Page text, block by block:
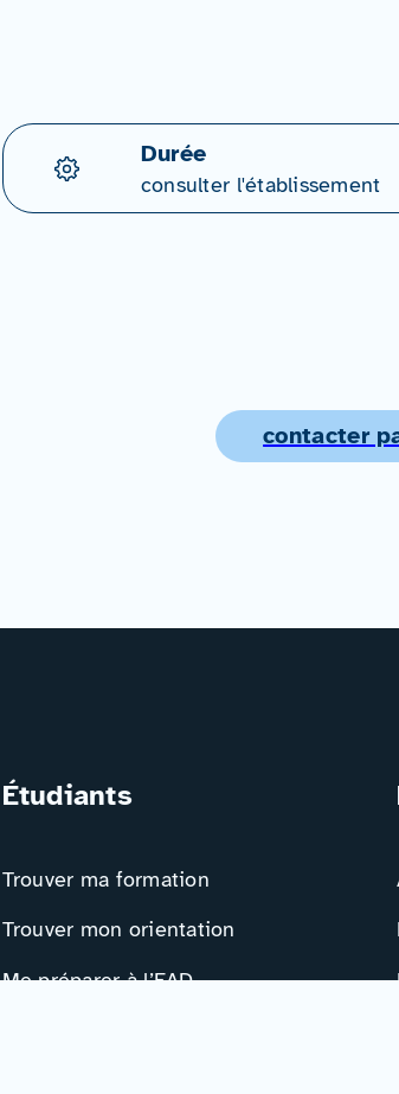
Durée
consulter l'établissement
contacter
Étudiants
Trouver ma formation
Trouver mon orientation
Me préparer à l’EAD